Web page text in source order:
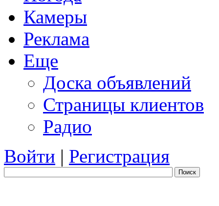
Камеры
Реклама
Еще
Доска объявлений
Страницы клиентов
Радио
Войти | Регистрация
Поиск